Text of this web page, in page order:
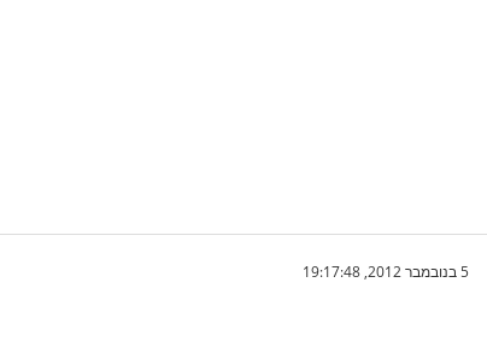
5 בנובמבר 2012, 19:17:48